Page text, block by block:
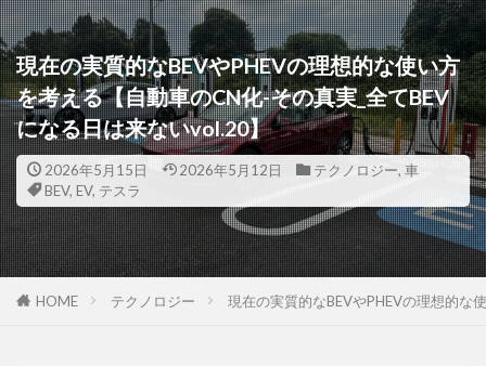
現在の実質的なBEVやPHEVの理想的な使い方
を考える【自動車のCN化-その真実_全てBEV
になる日は来ないvol.20】
2026年5月15日 2026年5月12日 テクノロジー, 車
BEV, EV, テスラ
HOME テクノロジー 現在の実質的なBEVやPHEVの理想的な